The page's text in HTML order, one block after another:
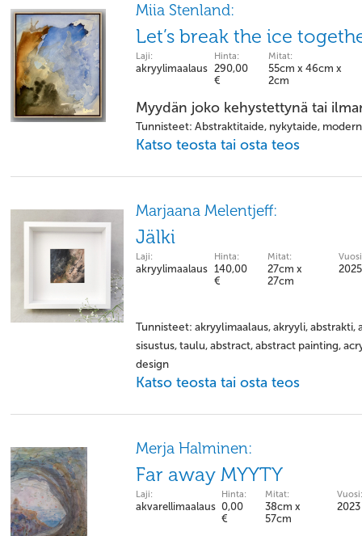
Miia Stenland:
Let’s break the ice
Laji:
akryylimaalaus
Hinta:
290,00
€
Mitat:
55cm x 46cm x
2cm
Myydän joko kehystettynä tai
Tunnisteet: Abstraktitaide, nykytaide,
Katso teosta tai osta teos
Marjaana Melentjeff:
Jälki
Laji:
akryylimaalaus
Hinta:
140,00
€
Mitat:
27cm x
27cm
2025
Tunnisteet: akryylimaalaus, akryyli, abstrakti,
sisustus, taulu, abstract, abstract painting,
design
Katso teosta tai osta teos
Merja Halminen:
Far away MYYTY
Laji:
akvarellimaalaus
Hinta:
0,00
€
Mitat:
38cm x
57cm
Vuosi:
2023